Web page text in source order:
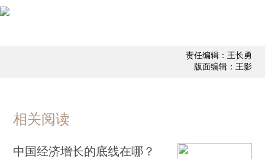
责任编辑：王长勇
版面编辑：王影
相关阅读
中国经济增长的底线在哪？